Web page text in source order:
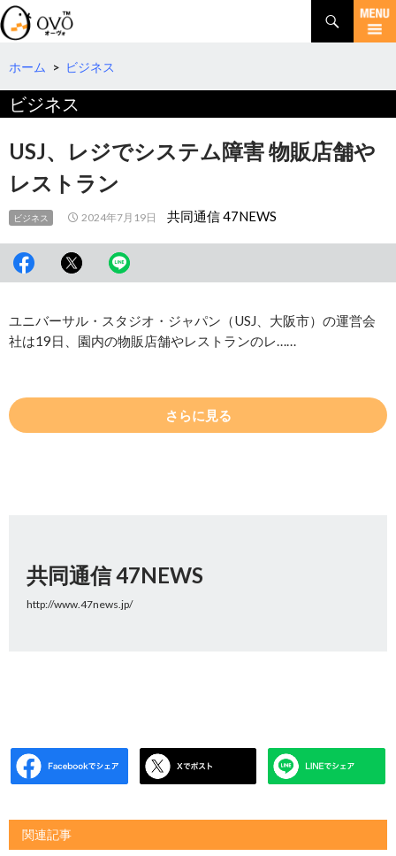
検
索
コ
テ
へ
移
動
ホーム > ビジネス
ビジネス
USJ、レジでシステム障害 物販店舗や
レストラン
ビジネス 2024年7月19日 共同通信 47NEWS
ユニバーサル・スタジオ・ジャパン（USJ、大阪市）の運営会
社は19日、園内の物販店舗やレストランのレ……
さらに見る
共同通信 47NEWS
http://www.47news.jp/
関連記事